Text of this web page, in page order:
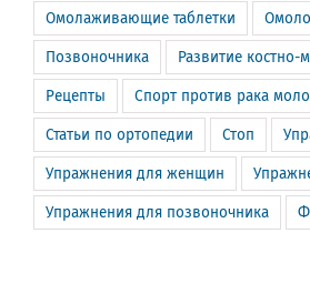
Омолаживающие таблетки
Позвоночника Развитие
Рецепты Спорт против рака
Статьи по ортопедии Стоп
Упражнения для женщин
Упражнения для позвоночника